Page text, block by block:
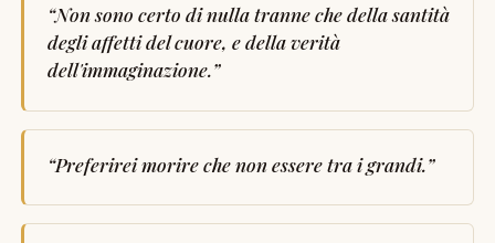
“Non sono certo di nulla tranne che della santità
degli affetti del cuore, e della verità
dell'immaginazione.”
“Preferirei morire che non essere tra i grandi.”